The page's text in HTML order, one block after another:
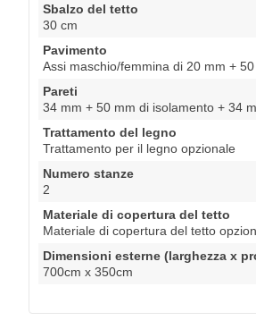
Sbalzo del tetto
30 cm
Pavimento
Assi maschio/femmina di 20 mm +
Pareti
34 mm + 50 mm di isolamento + 34
Trattamento del legno
Trattamento per il legno opzionale
Numero stanze
2
Materiale di copertura del tetto
Materiale di copertura del tetto
Dimensioni esterne (larghezza x
700cm x 350cm